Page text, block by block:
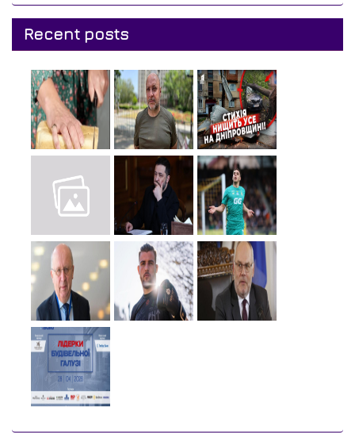
Recent posts